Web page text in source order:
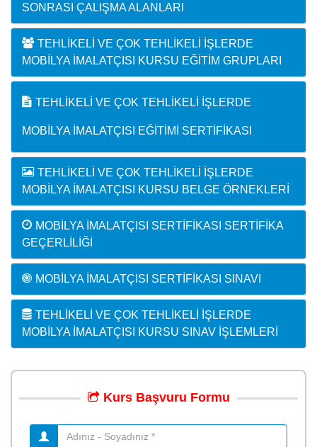
SONRASI ÇALIŞMA ALANLARI
TEHLIKELI VE ÇOK TEHLIKELI İŞLERDE
MOBILYA İMALATÇISI KURSU EĞITIM GRUPLARI
TEHLIKELI VE ÇOK TEHLIKELI İŞLERDE
MOBILYA İMALATÇISI EĞITIMI SERTIFIKASI
TEHLIKELI VE ÇOK TEHLIKELI İŞLERDE
MOBILYA İMALATÇISI KURSU BELGE ÖRNEKLERI
MOBILYA İMALATÇISI SERTIFIKASI SERTIFIKA
GEÇERLILIĞI
MOBILYA İMALATÇISI SERTIFIKASI SINAVI
TEHLIKELI VE ÇOK TEHLIKELI İŞLERDE
MOBILYA İMALATÇISI KURSU SINAV İŞLEMLERI
Kurs Başvuru Formu